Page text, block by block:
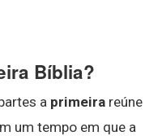
Bíblia?
a primeira reúne
um tempo em que a